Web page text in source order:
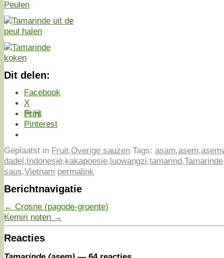
Dit delen:
Facebook
X
Print
Pinterest
Geplaatst in Fruit,Overige sauzen Tags: asam,asem,
dadel,Indonesië,kakapoesie,luowangzi,tamarind,Tamarinde
saus,Vietnam permalink
Berichtnavigatie
← Crosne (pagode-groente)
Kemiri noten →
Reacties